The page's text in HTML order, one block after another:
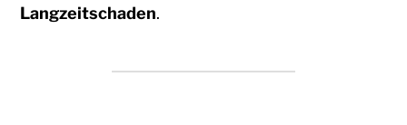
Langzeitschaden.